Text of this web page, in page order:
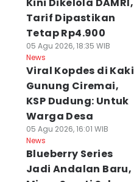
Tarif Dipastikan
Tetap Rp4.900
05 Agu 2026, 18:35 WIB
News
Viral Kopdes di Kaki
Gunung Ciremai,
KSP Dudung: Untuk
Warga Desa
05 Agu 2026, 16:01 WIB
News
Blueberry Series
Jadi Andalan Baru,